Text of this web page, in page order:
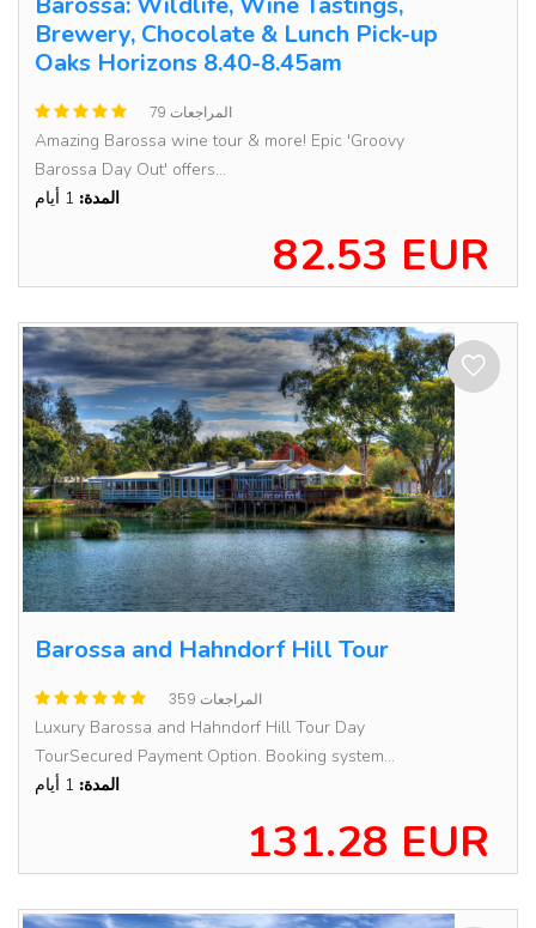
Brewery, Chocolate & Lunch Pick-up
Oaks Horizons 8.40-8.45am
79 المراجعات
Amazing Barossa wine tour & more! Epic 'Groovy
Barossa Day Out' offers...
المدة:
82.53 EUR
Barossa and Hahndorf Hill Tour
359 المراجعات
Luxury Barossa and Hahndorf Hill Tour Day
TourSecured Payment Option. Booking system...
المدة:
131.28 EUR